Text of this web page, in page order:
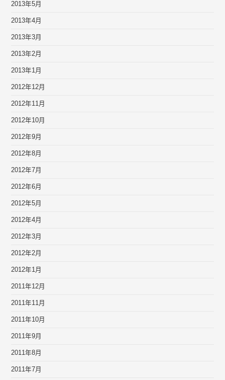
2013年5月
2013年4月
2013年3月
2013年2月
2013年1月
2012年12月
2012年11月
2012年10月
2012年9月
2012年8月
2012年7月
2012年6月
2012年5月
2012年4月
2012年3月
2012年2月
2012年1月
2011年12月
2011年11月
2011年10月
2011年9月
2011年8月
2011年7月